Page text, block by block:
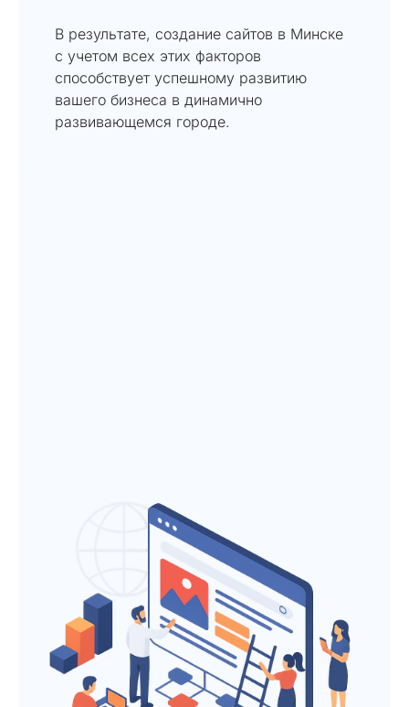
В результате, создание сайтов в Минске
с учетом всех этих факторов
способствует успешному развитию
вашего бизнеса в динамично
развивающемся городе.